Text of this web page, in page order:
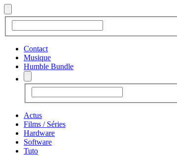
Contact
Musique
Humble Bundle
Actus
Films / Séries
Hardware
Software
Tuto